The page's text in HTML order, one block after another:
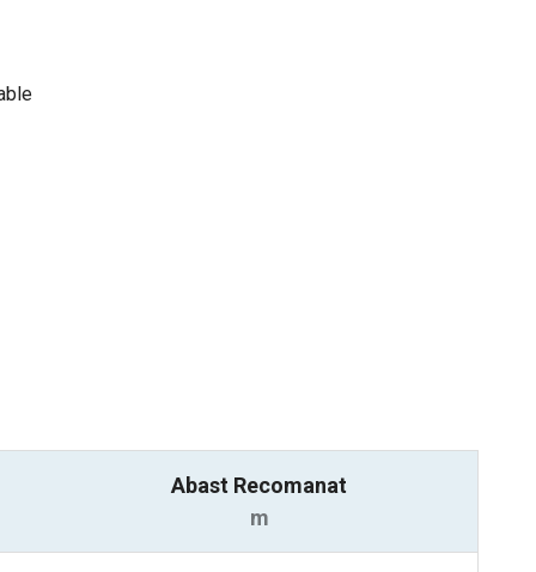
Abast Recomanat
m